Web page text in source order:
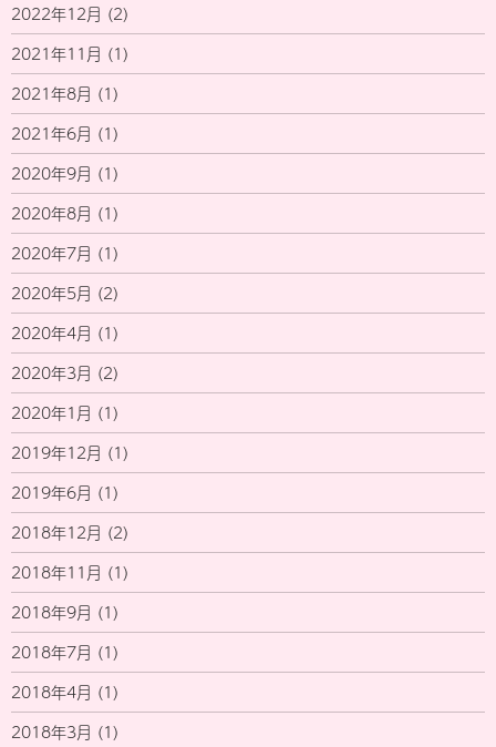
2022年12月 (2)
2021年11月 (1)
2021年8月 (1)
2021年6月 (1)
2020年9月 (1)
2020年8月 (1)
2020年7月 (1)
2020年5月 (2)
2020年4月 (1)
2020年3月 (2)
2020年1月 (1)
2019年12月 (1)
2019年6月 (1)
2018年12月 (2)
2018年11月 (1)
2018年9月 (1)
2018年7月 (1)
2018年4月 (1)
2018年3月 (1)